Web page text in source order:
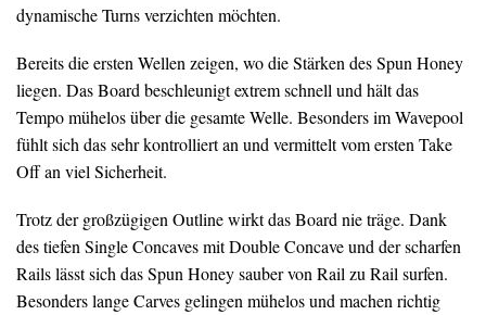
dynamische Turns verzichten möchten.
Bereits die ersten Wellen zeigen, wo die Stärken des Spun Honey
liegen. Das Board beschleunigt extrem schnell und hält das
Tempo mühelos über die gesamte Welle. Besonders im Wavepool
fühlt sich das sehr kontrolliert an und vermittelt vom ersten Take
Off an viel Sicherheit.
Trotz der großzügigen Outline wirkt das Board nie träge. Dank
des tiefen Single Concaves mit Double Concave und der scharfen
Rails lässt sich das Spun Honey sauber von Rail zu Rail surfen.
Besonders lange Carves gelingen mühelos und machen richtig